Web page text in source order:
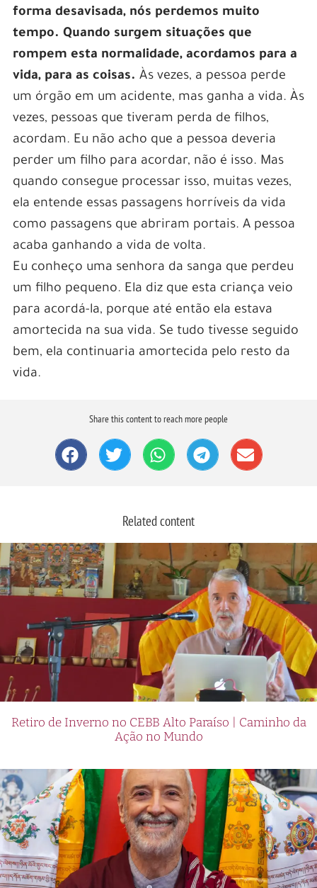
forma desavisada, nós perdemos muito
tempo. Quando surgem situações que
rompem esta normalidade, acordamos para a
vida, para as coisas. Às vezes, a pessoa perde
um órgão em um acidente, mas ganha a vida. Às
vezes, pessoas que tiveram perda de filhos,
acordam. Eu não acho que a pessoa deveria
perder um filho para acordar, não é isso. Mas
quando consegue processar isso, muitas vezes,
ela entende essas passagens horríveis da vida
como passagens que abriram portais. A pessoa
acaba ganhando a vida de volta.
Eu conheço uma senhora da sanga que perdeu
um filho pequeno. Ela diz que esta criança veio
para acordá-la, porque até então ela estava
amortecida na sua vida. Se tudo tivesse seguido
bem, ela continuaria amortecida pelo resto da
vida.
Share this content to reach more people
Related content
Retiro de Inverno no CEBB Alto Paraíso | Caminho da
Ação no Mundo